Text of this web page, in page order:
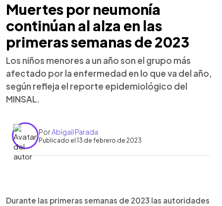
Muertes por neumonía
continúan al alza en las
primeras semanas de 2023
Los niños menores a un año son el grupo más
afectado por la enfermedad en lo que va del año,
según refleja el reporte epidemiológico del
MINSAL.
PorAbigail Parada
Publicado el 13 de febrero de 2023
► Escuchar artículo
Durante las primeras semanas de 2023 las autoridades